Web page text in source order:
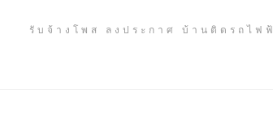
รับจ้างโพส ลงประกาศ บ้านติดรถไ